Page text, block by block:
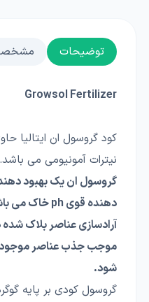
توضیحات
Growsol Fertilizer
نیترات آمونیومی می باشد.
گروسول ان یک بهبود
آرادسازی عناصر بلاک
موجب جذب عناصر موجود
شود.
گروسول کودی بر پایه